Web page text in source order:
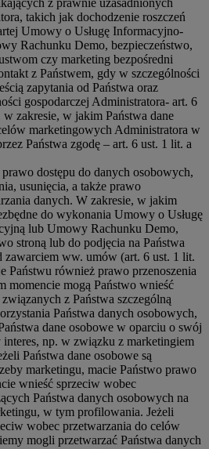
takich jak dochodzenie roszczeń
Umowy o Usługę Informacyjno-
Rachunku Demo, bezpieczeństwo,
czy marketing bezpośredni
z Państwem, gdy w szczególności
zapytania od Państwa oraz
gospodarczej Administratora- art. 6
zakresie, w jakim Państwa dane
marketingowych Administratora w
Państwa zgodę – art. 6 ust. 1 lit. a
prawo dostępu do danych osobowych,
usunięcia, a także prawo
danych. W zakresie, w jakim
do wykonania Umowy o Usługę
lub Umowy Rachunku Demo,
stroną lub do podjęcia na Państwa
zawarciem ww. umów (art. 6 ust. 1 lit.
Państwu również prawo przenoszenia
momencie mogą Państwo wnieść
z Państwa szczególną
Państwa danych osobowych,
dane osobowe w oparciu o swój
interes, np. w związku z marketingiem
Państwa dane osobowe są
marketingu, macie Państwo prawo
wnieść sprzeciw wobec
Państwa danych osobowych na
w tym profilowania. Jeżeli
wobec przetwarzania do celów
mogli przetwarzać Państwa danych